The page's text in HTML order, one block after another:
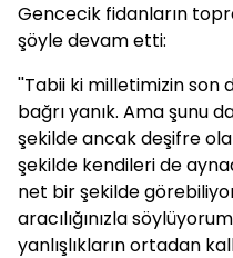
Gencecik fidanların
şöyle devam etti:
''Tabii ki milletimizin son
bağrı yanık. Ama şunu
şekilde ancak deşifre
şekilde kendileri de
net bir şekilde
aracılığınızla
yanlışlıkların ortadan